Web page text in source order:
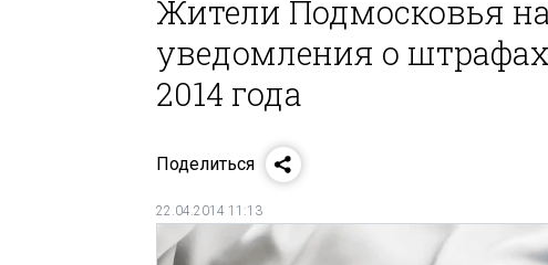
Жители Подмосковья
уведомления о
2014 года
Поделиться
22.04.2014 11:13